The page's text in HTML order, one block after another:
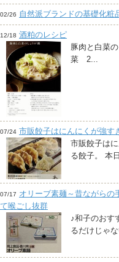
02/26 自然派ブランドの基礎化粧
12/18 酒粕のレシピ
豚肉と白菜
菜 2...
07/24 市販餃子はにんにくが強す
市販餃子は
る餃子。 本
07/17 オリーブ素麺～昔ながらの
て喉ごし抜群
♪和子のおす
るだけじゃな